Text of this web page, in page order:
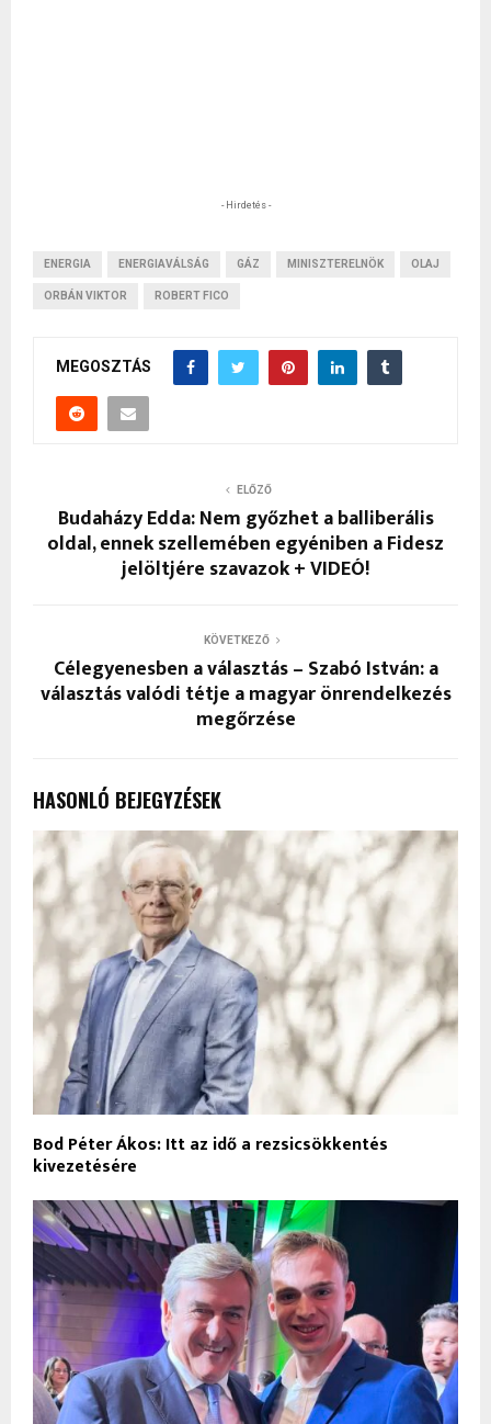
- Hirdetés -
ENERGIA ENERGIAVÁLSÁG GÁZ MINISZTERELNÖK OLAJ
ORBÁN VIKTOR ROBERT FICO
MEGOSZTÁS
ELŐZŐ
Budaházy Edda: Nem győzhet a balliberális
oldal, ennek szellemében egyéniben a Fidesz
jelöltjére szavazok + VIDEÓ!
KÖVETKEZŐ
Célegyenesben a választás – Szabó István: a
választás valódi tétje a magyar önrendelkezés
megőrzése
HASONLÓ BEJEGYZÉSEK
Bod Péter Ákos: Itt az idő a rezsicsökkentés
kivezetésére